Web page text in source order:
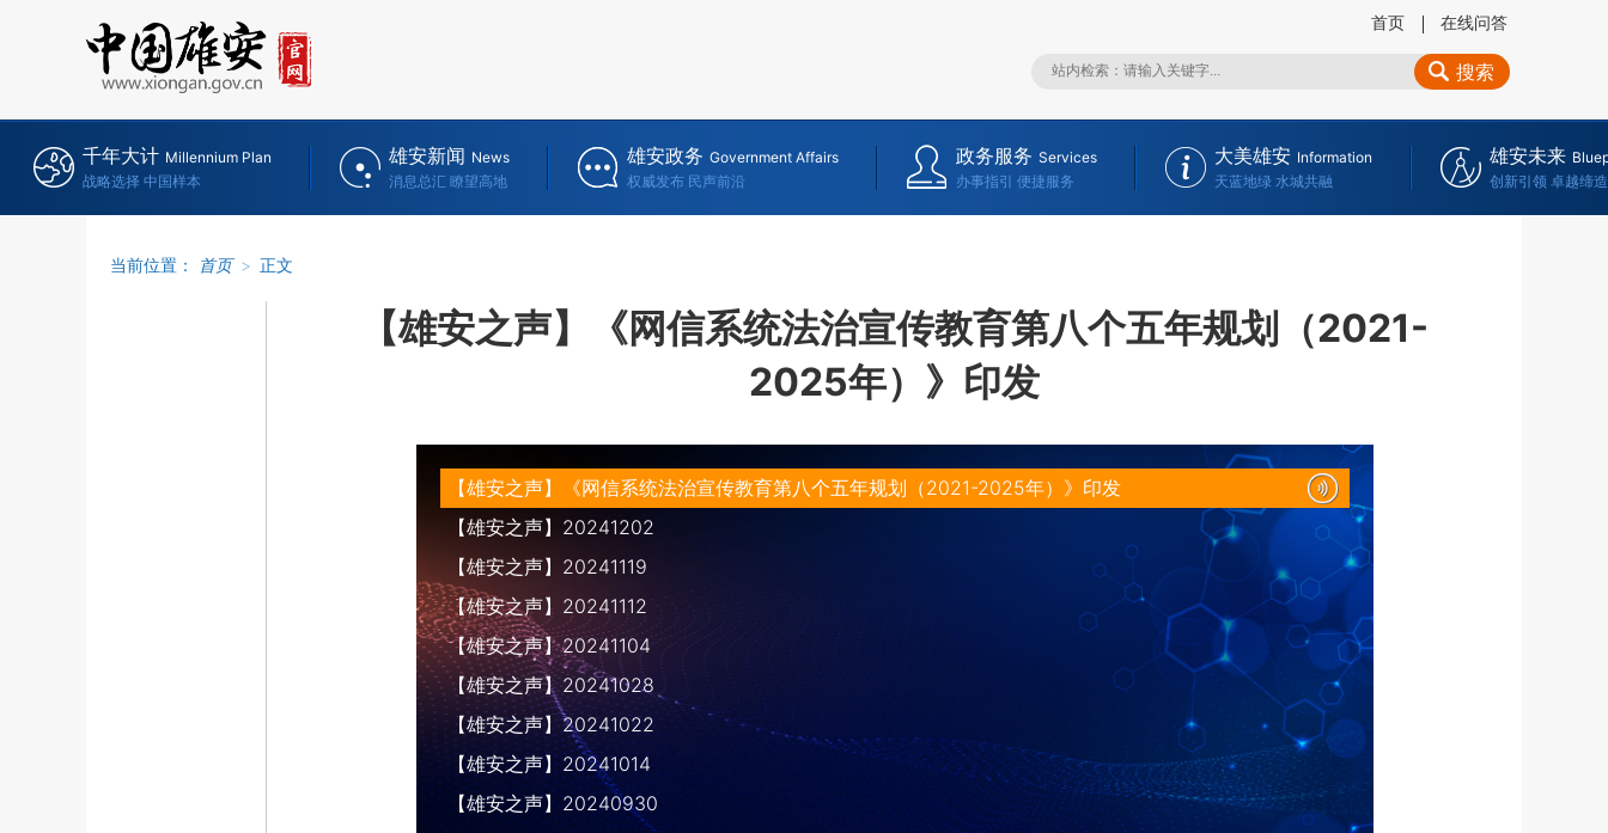
首页 在线问答
搜索
千年大计 Millennium Plan
战略选择 中国样本
雄安新闻 News
消息总汇 瞭望高地
雄安政务 Government Affairs
权威发布 民声前沿
政务服务 Services
办事指引 便捷服务
大美雄安 Information
天蓝地绿 水城共融
雄安未来
创新引领 卓越缔造
当前位置： 首页 > 正文
【雄安之声】《网信系统法治宣传教育第八个五年规划（2021-
2025年）》印发
【雄安之声】《网信系统法治宣传教育第八个五年规划（2021-2025年）》印发
【雄安之声】20241202
【雄安之声】20241119
【雄安之声】20241112
【雄安之声】20241104
【雄安之声】20241028
【雄安之声】20241022
【雄安之声】20241014
【雄安之声】20240930